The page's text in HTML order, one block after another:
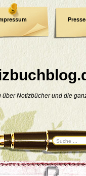
über Notizbücher und die